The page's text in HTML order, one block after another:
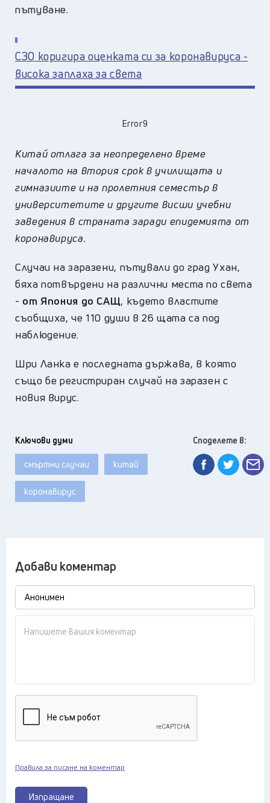
пътуване.
СЗО коригира оценката си за коронавируса -
висока заплаха за света
Error9
Китай отлага за неопределено време
началото на втория срок в училищата и
гимназиите и на пролетния семестър в
университетите и другите висши учебни
заведения в страната заради епидемията от
коронавируса.
Случаи на заразени, пътували до град Ухан,
бяха потвърдени на различни места по света
- от Япония до САЩ, където властите
съобщиха, че 110 души в 26 щата са под
наблюдение.
Шри Ланка е последната държава, в която
също бе регистриран случай на заразен с
новия вирус.
Ключови думи
смъртни случаи китай
коронавирус
Споделете в:
Добави коментар
Изпращане
Правила за писане на коментар